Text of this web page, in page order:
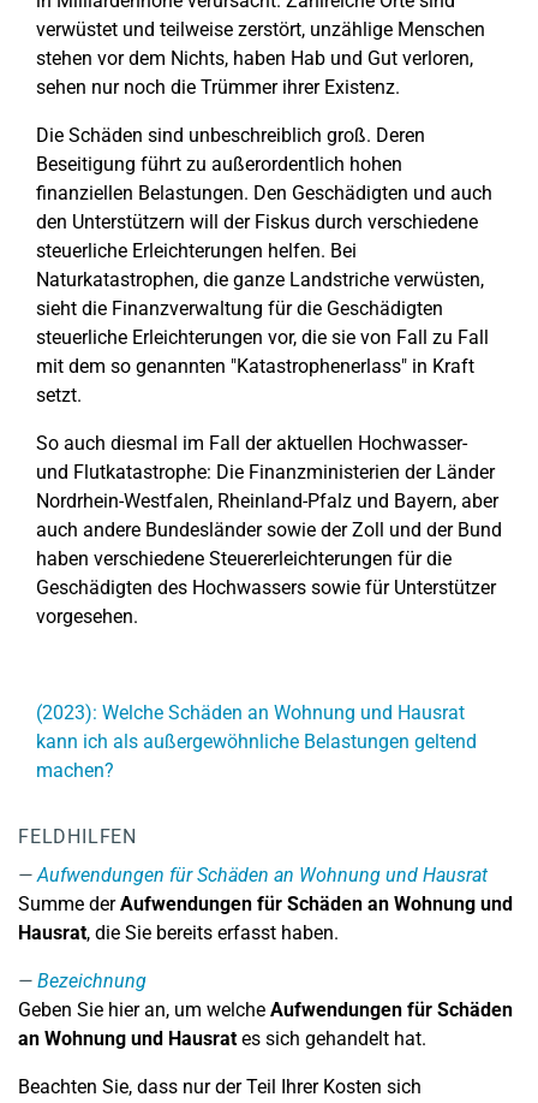
verwüstet und teilweise zerstört, unzählige Menschen
stehen vor dem Nichts, haben Hab und Gut verloren,
sehen nur noch die Trümmer ihrer Existenz.
Die Schäden sind unbeschreiblich groß. Deren
Beseitigung führt zu außerordentlich hohen
finanziellen Belastungen. Den Geschädigten und auch
den Unterstützern will der Fiskus durch verschiedene
steuerliche Erleichterungen helfen. Bei
Naturkatastrophen, die ganze Landstriche verwüsten,
sieht die Finanzverwaltung für die Geschädigten
steuerliche Erleichterungen vor, die sie von Fall zu Fall
mit dem so genannten "Katastrophenerlass" in Kraft
setzt.
So auch diesmal im Fall der aktuellen Hochwasser-
und Flutkatastrophe: Die Finanzministerien der Länder
Nordrhein-Westfalen, Rheinland-Pfalz und Bayern, aber
auch andere Bundesländer sowie der Zoll und der Bund
haben verschiedene Steuererleichterungen für die
Geschädigten des Hochwassers sowie für Unterstützer
vorgesehen.
(2023): Welche Schäden an Wohnung und Hausrat
kann ich als außergewöhnliche Belastungen geltend
machen?
FELDHILFEN
Aufwendungen für Schäden an Wohnung und Hausrat
Summe derAufwendungen für Schäden an Wohnung und
Hausrat, die Sie bereits erfasst haben.
Bezeichnung
Geben Sie hier an, um welche Aufwendungen für Schäden
an Wohnung und Hausrates sich gehandelt hat.
Beachten Sie, dass nur der Teil Ihrer Kosten sich